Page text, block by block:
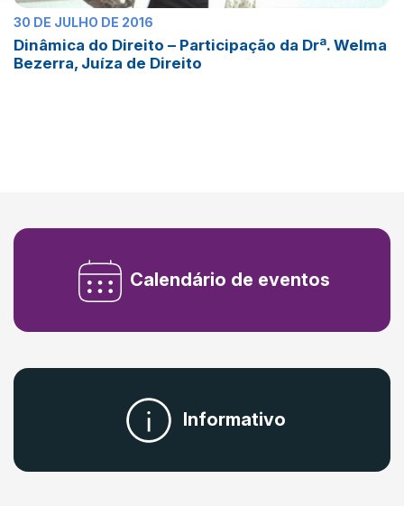
30 DE JULHO DE 2016
Dinâmica do Direito – Participação da Drª. Welma
Bezerra, Juíza de Direito
Calendário de eventos
Informativo